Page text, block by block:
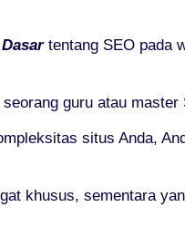
Dasar tentang SEO pada
guru atau master
situs Anda,
khusus, sementara